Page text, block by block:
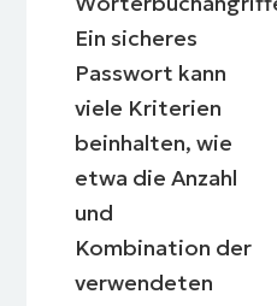
Ein sicheres
Passwort kann
viele Kriterien
beinhalten, wie
etwa die Anzahl
und
Kombination der
verwendeten